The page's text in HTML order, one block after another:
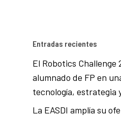
Entradas recientes
El Robotics Challenge
alumnado de FP en
tecnología, estrategia
La EASDI amplía su